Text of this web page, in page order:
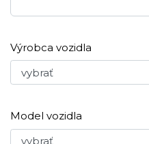
Výrobca vozidla
Model vozidla